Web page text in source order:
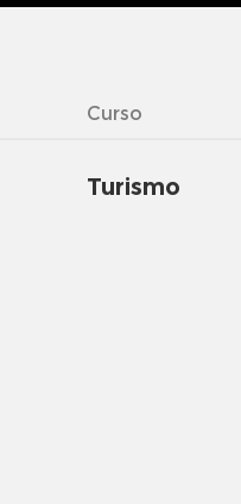
Curso
Turismo